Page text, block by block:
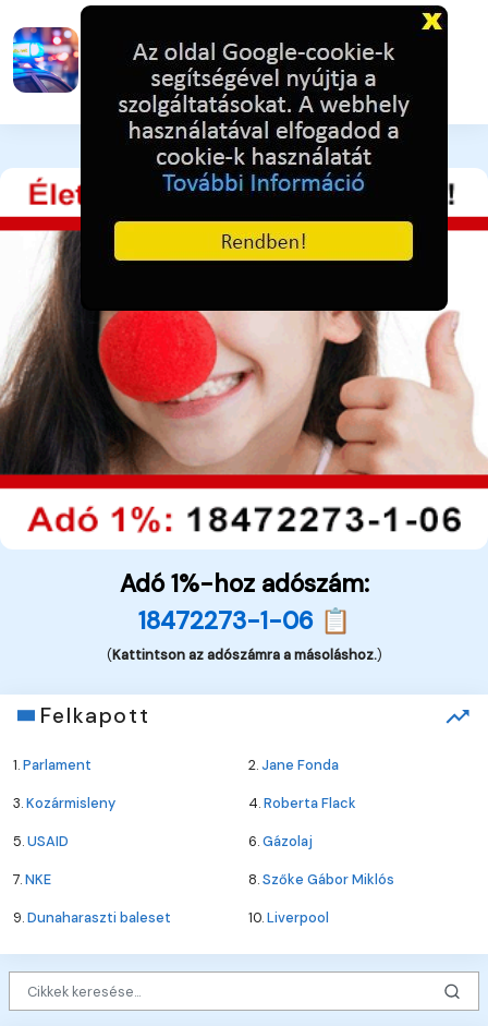
Drogügyek egy hét alatt
3 napja ezelőtt 31
Adó 1%-hoz adószám:
18472273-1-06 📋
(Kattintson az adószámra a másoláshoz.)
Felkapott
1.Parlament 2.Jane Fonda
3.Kozármisleny 4.Roberta Flack
5.USAID 6.Gázolaj
7.NKE 8.Szőke Gábor Miklós
9.Dunaharaszti baleset 10.Liverpool